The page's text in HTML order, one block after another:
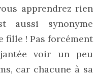
apprendrez rien
aussi synonyme
fille ! Pas forcément
voir un peu
car chacune à sa